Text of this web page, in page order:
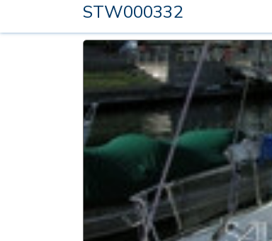
STW000332